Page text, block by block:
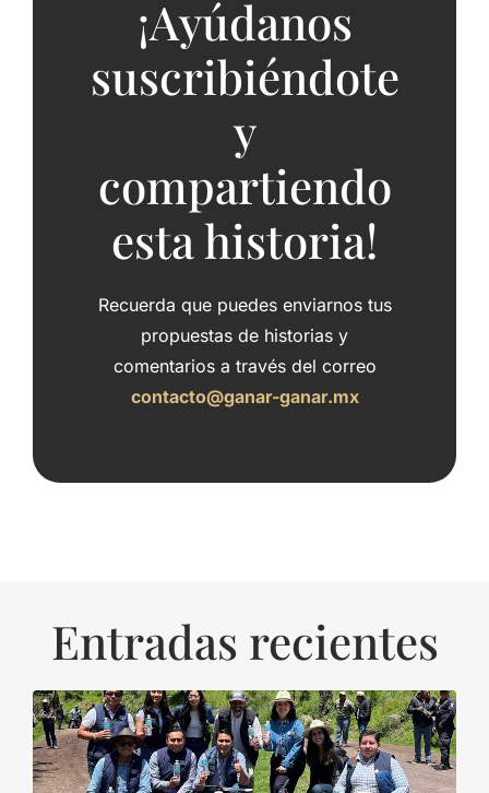
¡Ayúdanos
suscribiéndote
y
compartiendo
esta historia!
Recuerda que puedes enviarnos tus
propuestas de historias y
comentarios a través del correo
contacto@ganar-ganar.mx
Entradas recientes